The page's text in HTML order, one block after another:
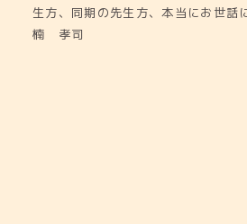
生方、同期の先生方、本当にお世話
楠 孝司